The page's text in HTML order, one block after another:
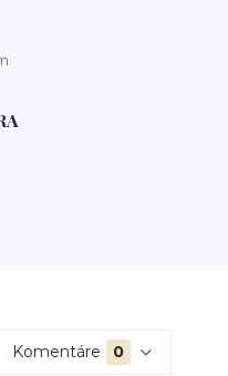
Komentáre 0